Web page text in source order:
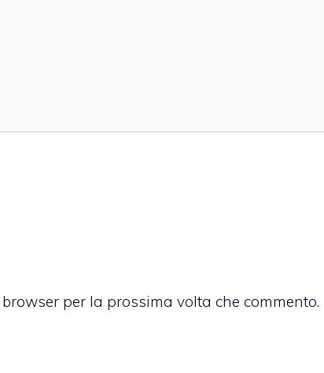
per la prossima volta che commento.